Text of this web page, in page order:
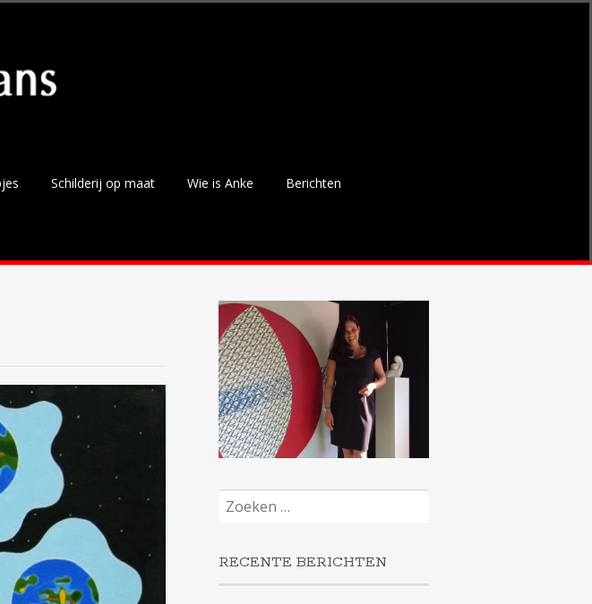
Schilderij op maat Wie is Anke Berichten
naar:
RECENTE BERICHTEN